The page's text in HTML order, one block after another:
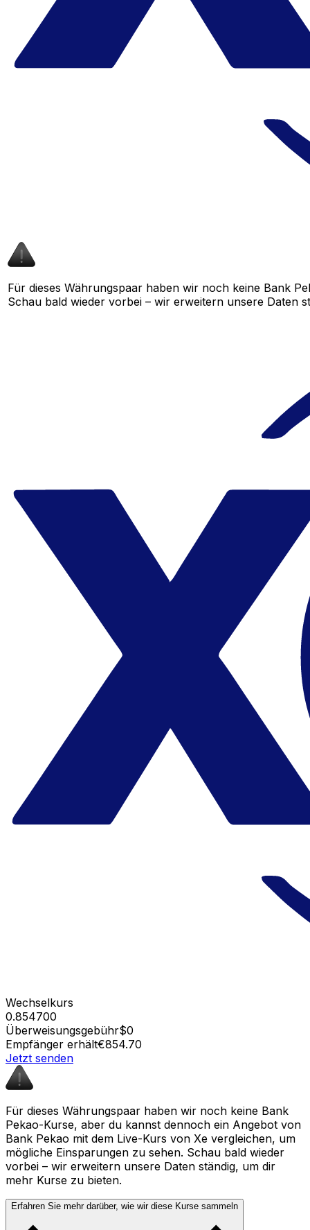
Für dieses Währungspaar haben wir noch keine Bank
Schau bald wieder vorbei – wir erweitern unsere Daten
Wechselkurs
0.854700
Überweisungsgebühr$0
Empfänger erhält€854.70
Jetzt senden
Für dieses Währungspaar haben wir noch keine Bank
Pekao-Kurse, aber du kannst dennoch ein Angebot von
Bank Pekao mit dem Live-Kurs von Xe vergleichen, um
mögliche Einsparungen zu sehen. Schau bald wieder
vorbei – wir erweitern unsere Daten ständig, um dir
mehr Kurse zu bieten.
Erfahren Sie mehr darüber, wie wir diese Kurse sammeln